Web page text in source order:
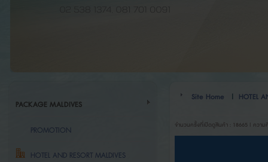
PACKAGE MALDIVES
PROMOTION
HOTEL AND RESORT MALDIVES
Site Home | HOTEL
จำนวนครั้งที่เปิดดูสินค้า : 18665 | ความ